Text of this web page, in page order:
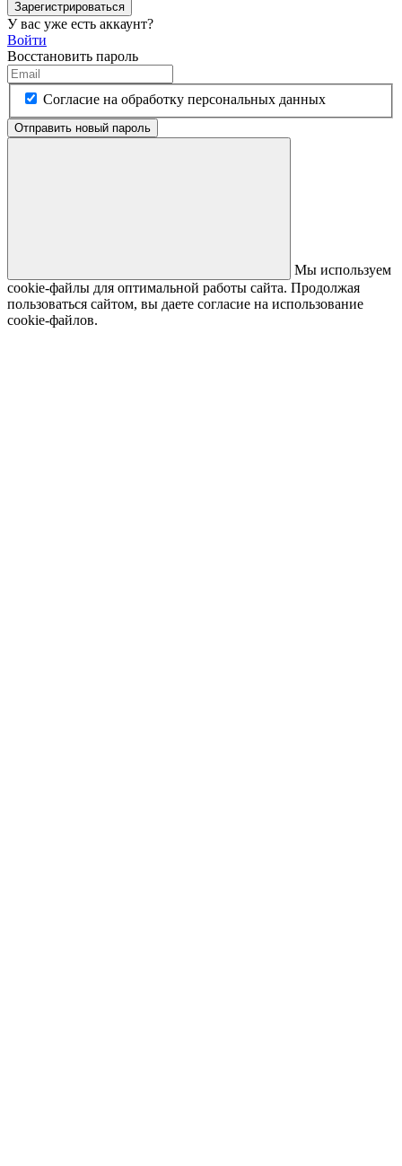
Зарегистрироваться
У вас уже есть аккаунт?
Войти
Восстановить пароль
Согласие на обработку персональных данных
Отправить новый пароль
Мы используем
cookie-файлы для оптимальной работы сайта. Продолжая
пользоваться сайтом, вы даете согласие на использование
cookie-файлов.